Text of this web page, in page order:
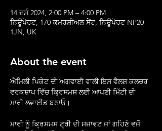
14 ਦਸੰ 2024, 2:00 PM – 4:00 PM
ਨਿਊਪੋਰਟ, 170 ਕਮਰਸ਼ੀਅਲ ਸੇਂਟ, ਨਿਊਪੋਰਟ NP20
1JN, UK
About the event
ਐਮਿਲੀ ਪਿਕੇਟ ਦੀ ਅਗਵਾਈ ਵਾਲੀ ਇਸ ਵੈਲਸ਼ ਕਲਚਰ
ਵਰਕਸ਼ਾਪ ਵਿੱਚ ਕ੍ਰਿਸਮਸ ਲਈ ਆਪਣੀ ਮਿੱਟੀ ਦੀ
ਮਾਰੀ ਲਵਾਈਡ ਬਣਾਓ।
ਮਾਰੀ ਨੂੰ ਕ੍ਰਿਸਮਸ ਟ੍ਰੀ ਦੀ ਸਜਾਵਟ ਜਾਂ ਗਹਿਣੇ ਵਜੋਂ